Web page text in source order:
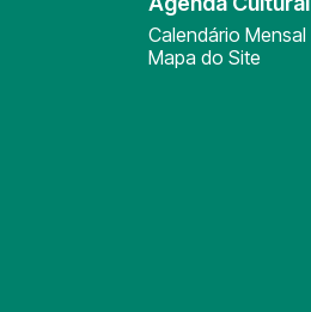
Calendário Mensal
Mapa do Site